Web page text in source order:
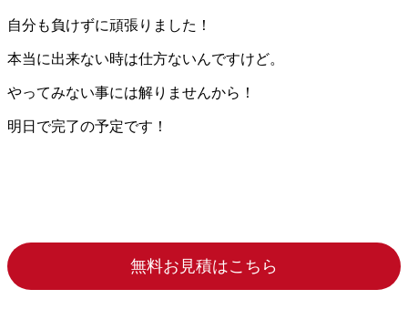
自分も負けずに頑張りました！
本当に出来ない時は仕方ないんですけど。
やってみない事には解りませんから！
明日で完了の予定です！
無料お見積はこちら